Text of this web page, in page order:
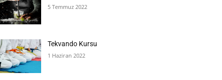
5 Temmuz 2022
Tekvando Kursu
1 Haziran 2022